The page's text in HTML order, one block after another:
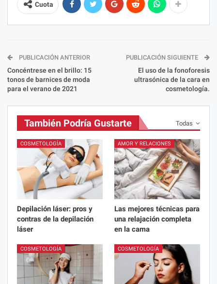
Cuota
PUBLICACIÓN ANTERIOR
Concéntrese en el brillo: 15
tonos de barnices de moda
para el verano de 2021
PUBLICACIÓN SIGUIENTE
El uso de la fonoforesis
ultrasónica de la cara en
cosmetología.
Todas
También Podría Gustarte
COSMETOLOGÍA
Depilación láser: pros y
contras de la depilación
láser
AMOR Y RELACIONES
Las mejores técnicas para
una relajación completa
en la cama
COSMETOLOGÍA COSMETOLOGÍA